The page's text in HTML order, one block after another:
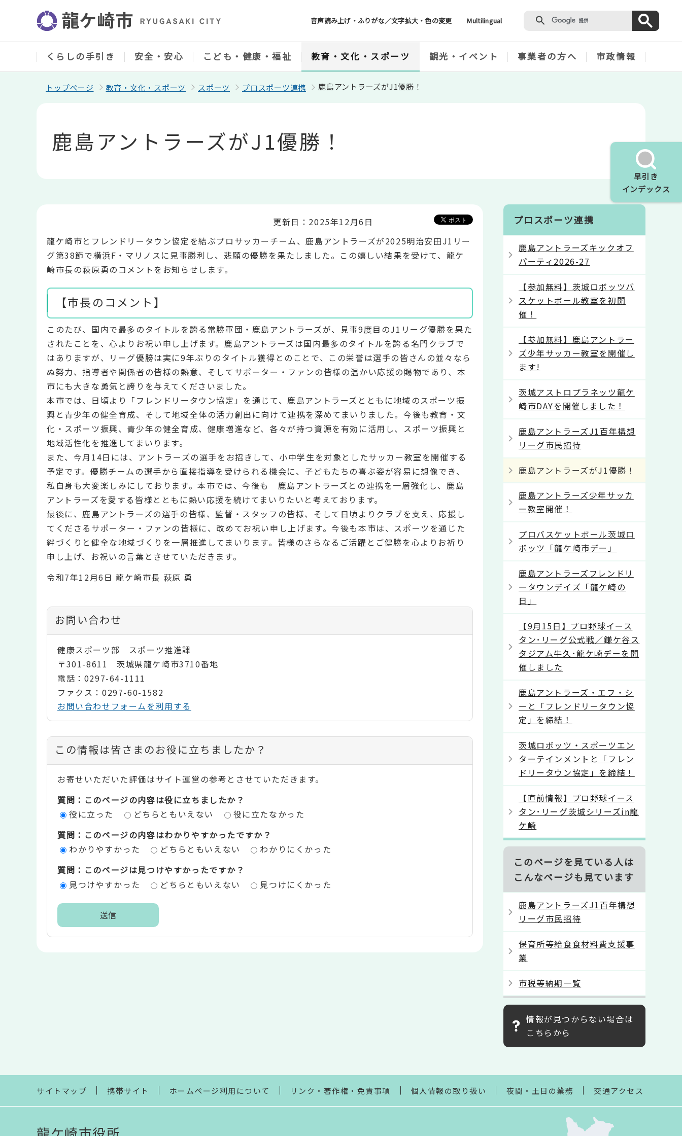
ジ
音声読み上げ・ふりがな／文字拡大・色の変更 Multilingual
早引き
インデックス
くらしの手引き 安全・安心 こども・健康・福祉 教育・文化・スポーツ 観光・イベント 事業者の方へ 市政情報
トップページ 教育・文化・スポーツ スポーツ プロスポーツ連携 鹿島アントラーズがJ1優勝！
鹿島アントラーズがJ1優勝！
更新日：2025年12月6日
龍ケ崎市とフレンドリータウン協定を結ぶプロサッカーチーム、鹿島アントラーズが2025明治安田J1リー
グ第38節で横浜F・マリノスに見事勝利し、悲願の優勝を果たしました。この嬉しい結果を受けて、龍ケ
崎市長の萩原勇のコメントをお知らせします。
【市長のコメント】
このたび、国内で最多のタイトルを誇る常勝軍団・鹿島アントラーズが、見事9度目のJ1リーグ優勝を果た
されたことを、心よりお祝い申し上げます。鹿島アントラーズは国内最多のタイトルを誇る名門クラブで
はありますが、リーグ優勝は実に9年ぶりのタイトル獲得とのことで、この栄誉は選手の皆さんの並々なら
ぬ努力、指導者や関係者の皆様の熱意、そしてサポーター・ファンの皆様の温かい応援の賜物であり、本
市にも大きな勇気と誇りを与えてくださいました。
本市では、日頃より「フレンドリータウン協定」を通じて、鹿島アントラーズとともに地域のスポーツ振
興と青少年の健全育成、そして地域全体の活力創出に向けて連携を深めてまいりました。今後も教育・文
化・スポーツ振興、青少年の健全育成、健康増進など、各々が持つ資源を有効に活用し、スポーツ振興と
地域活性化を推進してまいります。
また、今月14日には、アントラーズの選手をお招きして、小中学生を対象としたサッカー教室を開催する
予定です。優勝チームの選手から直接指導を受けられる機会に、子どもたちの喜ぶ姿が容易に想像でき、
私自身も大変楽しみにしております。本市では、今後も 鹿島アントラーズとの連携を一層強化し、鹿島
アントラーズを愛する皆様とともに熱い応援を続けてまいりたいと考えております。
最後に、鹿島アントラーズの選手の皆様、監督・スタッフの皆様、そして日頃よりクラブを支え、応援し
てくださるサポーター・ファンの皆様に、改めてお祝い申し上げます。今後も本市は、スポーツを通じた
絆づくりと健全な地域づくりを一層推進してまいります。皆様のさらなるご活躍とご健勝を心よりお祈り
申し上げ、お祝いの言葉とさせていただきます。
令和7年12月6日 龍ケ崎市長 萩原 勇
お問い合わせ
健康スポーツ部 スポーツ推進課
〒301-8611 茨城県龍ケ崎市3710番地
電話：0297-64-1111
ファクス：0297-60-1582
お問い合わせフォームを利用する
コ
ン
テ
ン
評
エ
この情報は皆さまのお役に立ちましたか？
お寄せいただいた評価はサイト運営の参考とさせていただきます。
質問：このページの内容は役に立ちましたか？
役に立った
どちらともいえない
役に立たなかった
質問：このページの内容はわかりやすかったですか？
わかりやすかった
どちらともいえない
わかりにくかった
質問：このページは見つけやすかったですか？
見つけやすかった
どちらともいえない 見つけにくかった
プロスポーツ連携
鹿島アントラーズキックオフ
パーティ2026-27
【参加無料】茨城ロボッツバ
スケットボール教室を初開
催！
【参加無料】鹿島アントラー
ズ少年サッカー教室を開催し
ます!
茨城アストロプラネッツ龍ケ
崎市DAYを開催しました！
鹿島アントラーズJ1百年構想
リーグ市民招待
鹿島アントラーズがJ1優勝！
鹿島アントラーズ少年サッカ
ー教室開催！
プロバスケットボール茨城ロ
ボッツ「龍ケ崎市デー」
鹿島アントラーズフレンドリ
ータウンデイズ「龍ケ崎の
日」
【9月15日】プロ野球イース
タン･リーグ公式戦／鎌ケ谷ス
タジアム牛久･龍ケ崎デーを開
催しました
鹿島アントラーズ・エフ・シ
ーと「フレンドリータウン協
定」を締結！
茨城ロボッツ・スポーツエン
ターテインメントと「フレン
ドリータウン協定」を締結！
【直前情報】プロ野球イース
タン･リーグ茨城シリーズin龍
ケ崎
このページを見ている人は
こんなページも見ています
鹿島アントラーズJ1百年構想
リーグ市民招待
保育所等給食食材料費支援事
業
市税等納期一覧
情報が見つからない場合は
こちらから
サイトマップ 携帯サイト ホームページ利用について リンク・著作権・免責事項 個人情報の取り扱い 夜間・土日の業務 交通アクセス